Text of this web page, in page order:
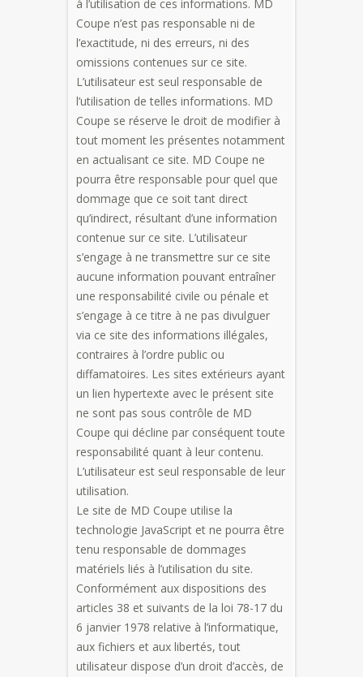
à l’utilisation de ces informations. MD
Coupe n’est pas responsable ni de
l’exactitude, ni des erreurs, ni des
omissions contenues sur ce site.
L’utilisateur est seul responsable de
l’utilisation de telles informations. MD
Coupe se réserve le droit de modifier à
tout moment les présentes notamment
en actualisant ce site. MD Coupe ne
pourra être responsable pour quel que
dommage que ce soit tant direct
qu’indirect, résultant d’une information
contenue sur ce site. L’utilisateur
s’engage à ne transmettre sur ce site
aucune information pouvant entraîner
une responsabilité civile ou pénale et
s’engage à ce titre à ne pas divulguer
via ce site des informations illégales,
contraires à l’ordre public ou
diffamatoires. Les sites extérieurs ayant
un lien hypertexte avec le présent site
ne sont pas sous contrôle de MD
Coupe qui décline par conséquent toute
responsabilité quant à leur contenu.
L’utilisateur est seul responsable de leur
utilisation.
Le site de MD Coupe utilise la
technologie JavaScript et ne pourra être
tenu responsable de dommages
matériels liés à l’utilisation du site.
Conformément aux dispositions des
articles 38 et suivants de la loi 78-17 du
6 janvier 1978 relative à l’informatique,
aux fichiers et aux libertés, tout
utilisateur dispose d’un droit d’accès, de